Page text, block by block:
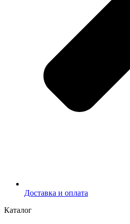
Доставка и оплата
Каталог